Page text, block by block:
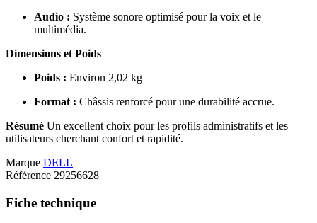
Audio : Système sonore optimisé pour la voix et le
multimédia.
Dimensions et Poids
Poids : Environ 2,02 kg
Format : Châssis renforcé pour une durabilité accrue.
Résumé Un excellent choix pour les profils administratifs et les
utilisateurs cherchant confort et rapidité.
Marque DELL
Référence 29256628
Fiche technique